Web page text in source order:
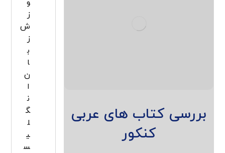
بررسی کتاب های عربی
کنکور
و
ز
ش
ز
ب
ا
ن
ا
ن
گ
ل
ی
س